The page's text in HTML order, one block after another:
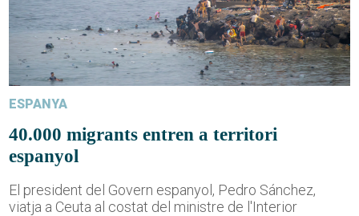
ESPANYA
40.000 migrants entren a territori
espanyol
El president del Govern espanyol, Pedro Sánchez,
viatja a Ceuta al costat del ministre de l'Interior